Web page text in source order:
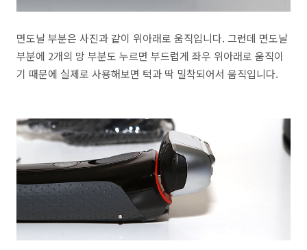
면도날 부분은 사진과 같이 위아래로 움직입니다. 그런데 면도날
부분에 2개의 망 부분도 누르면 부드럽게 좌우 위아래로 움직이
기 때문에 실제로 사용해보면 턱과 딱 밀착되어서 움직입니다.